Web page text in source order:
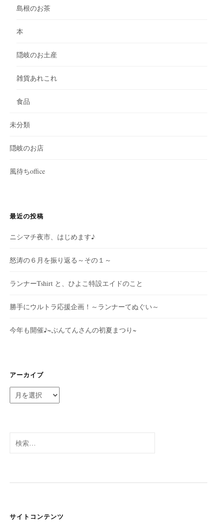
島根のお茶
本
隠岐のお土産
雑貨あれこれ
食品
未分類
隠岐のお店
風待ちoffice
最近の投稿
ニシマチ夜市、はじめます♪
怒涛の６月を振り返る～その１～
ランナーTshirt と、ひよこ特設エイドのこと
勝手にウルトラ応援企画！～ランナーてぬぐい～
今年も開催♪~ぶんてんさんの初夏まつり~
アーカイブ
ー
ブ
索:
サイトコンテンツ